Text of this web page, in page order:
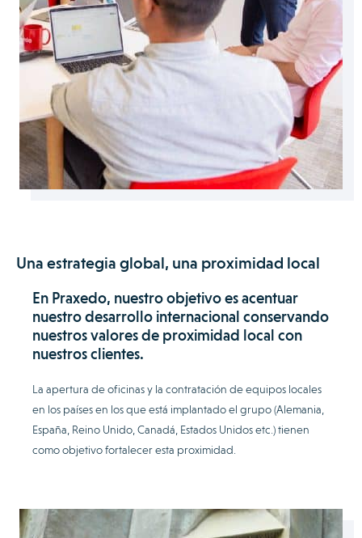
Una estrategia global, una proximidad local
En Praxedo, nuestro objetivo es acentuar
nuestro desarrollo internacional conservando
nuestros valores de proximidad local con
nuestros clientes.
La apertura de oficinas y la contratación de equipos locales
en los países en los que está implantado el grupo (Alemania,
España, Reino Unido, Canadá, Estados Unidos etc.) tienen
como objetivo fortalecer esta proximidad.